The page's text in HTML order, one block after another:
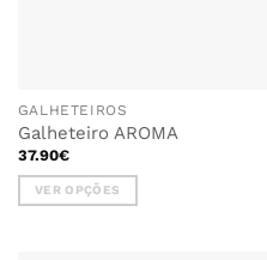
GALHETEIROS
Galheteiro AROMA
37.90€
VER OPÇÕES